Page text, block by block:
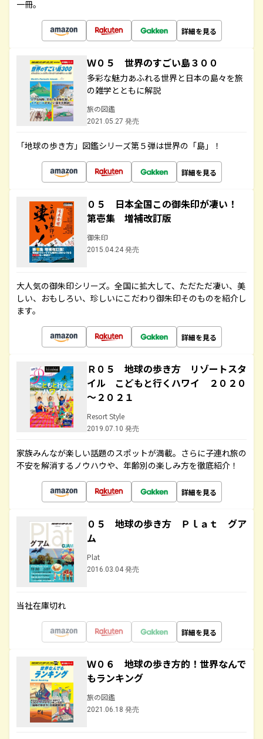
一冊。
詳細を見る
Ｗ０５ 世界のすごい島３００
多彩な魅力あふれる世界と日本の島々を旅
の雑学とともに解説
旅の図鑑
2021.05.27 発売
「地球の歩き方」図鑑シリーズ第５弾は世界の「島」！
詳細を見る
０５ 日本全国この御朱印が凄い！
第壱集 増補改訂版
御朱印
2015.04.24 発売
大人気の御朱印シリーズ。全国に拡大して、ただただ凄い、美
しい、おもしろい、珍しいにこだわり御朱印そのものを紹介し
ます。
詳細を見る
Ｒ０５ 地球の歩き方 リゾートスタ
イル こどもと行くハワイ ２０２０
～２０２１
Resort Style
2019.07.10 発売
家族みんなが楽しい話題のスポットが満載。さらに子連れ旅の
不安を解消するノウハウや、年齢別の楽しみ方を徹底紹介！
詳細を見る
０５ 地球の歩き方 Ｐｌａｔ グア
ム
Plat
2016.03.04 発売
当社在庫切れ
詳細を見る
Ｗ０６ 地球の歩き方的！世界なんで
もランキング
旅の図鑑
2021.06.18 発売